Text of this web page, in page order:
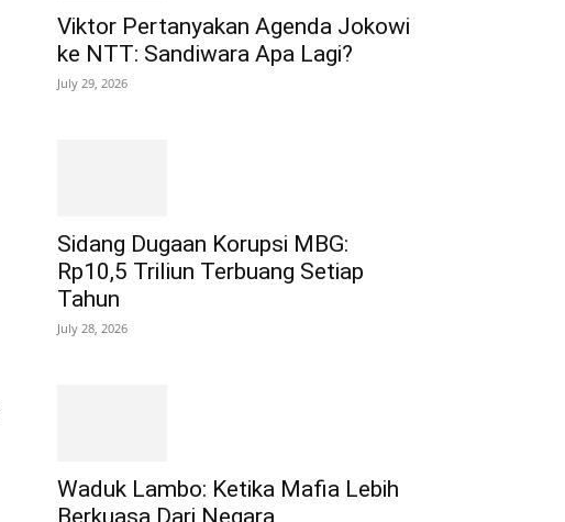
Viktor Pertanyakan Agenda Jokowi
ke NTT: Sandiwara Apa Lagi?
July 29, 2026
Sidang Dugaan Korupsi MBG:
Rp10,5 Triliun Terbuang Setiap
Tahun
July 28, 2026
Waduk Lambo: Ketika Mafia Lebih